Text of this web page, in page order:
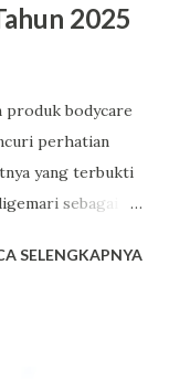
2025
produk bodycare
perhatian
yang terbukti
sebagai
yang patut
SELENGKAPNYA